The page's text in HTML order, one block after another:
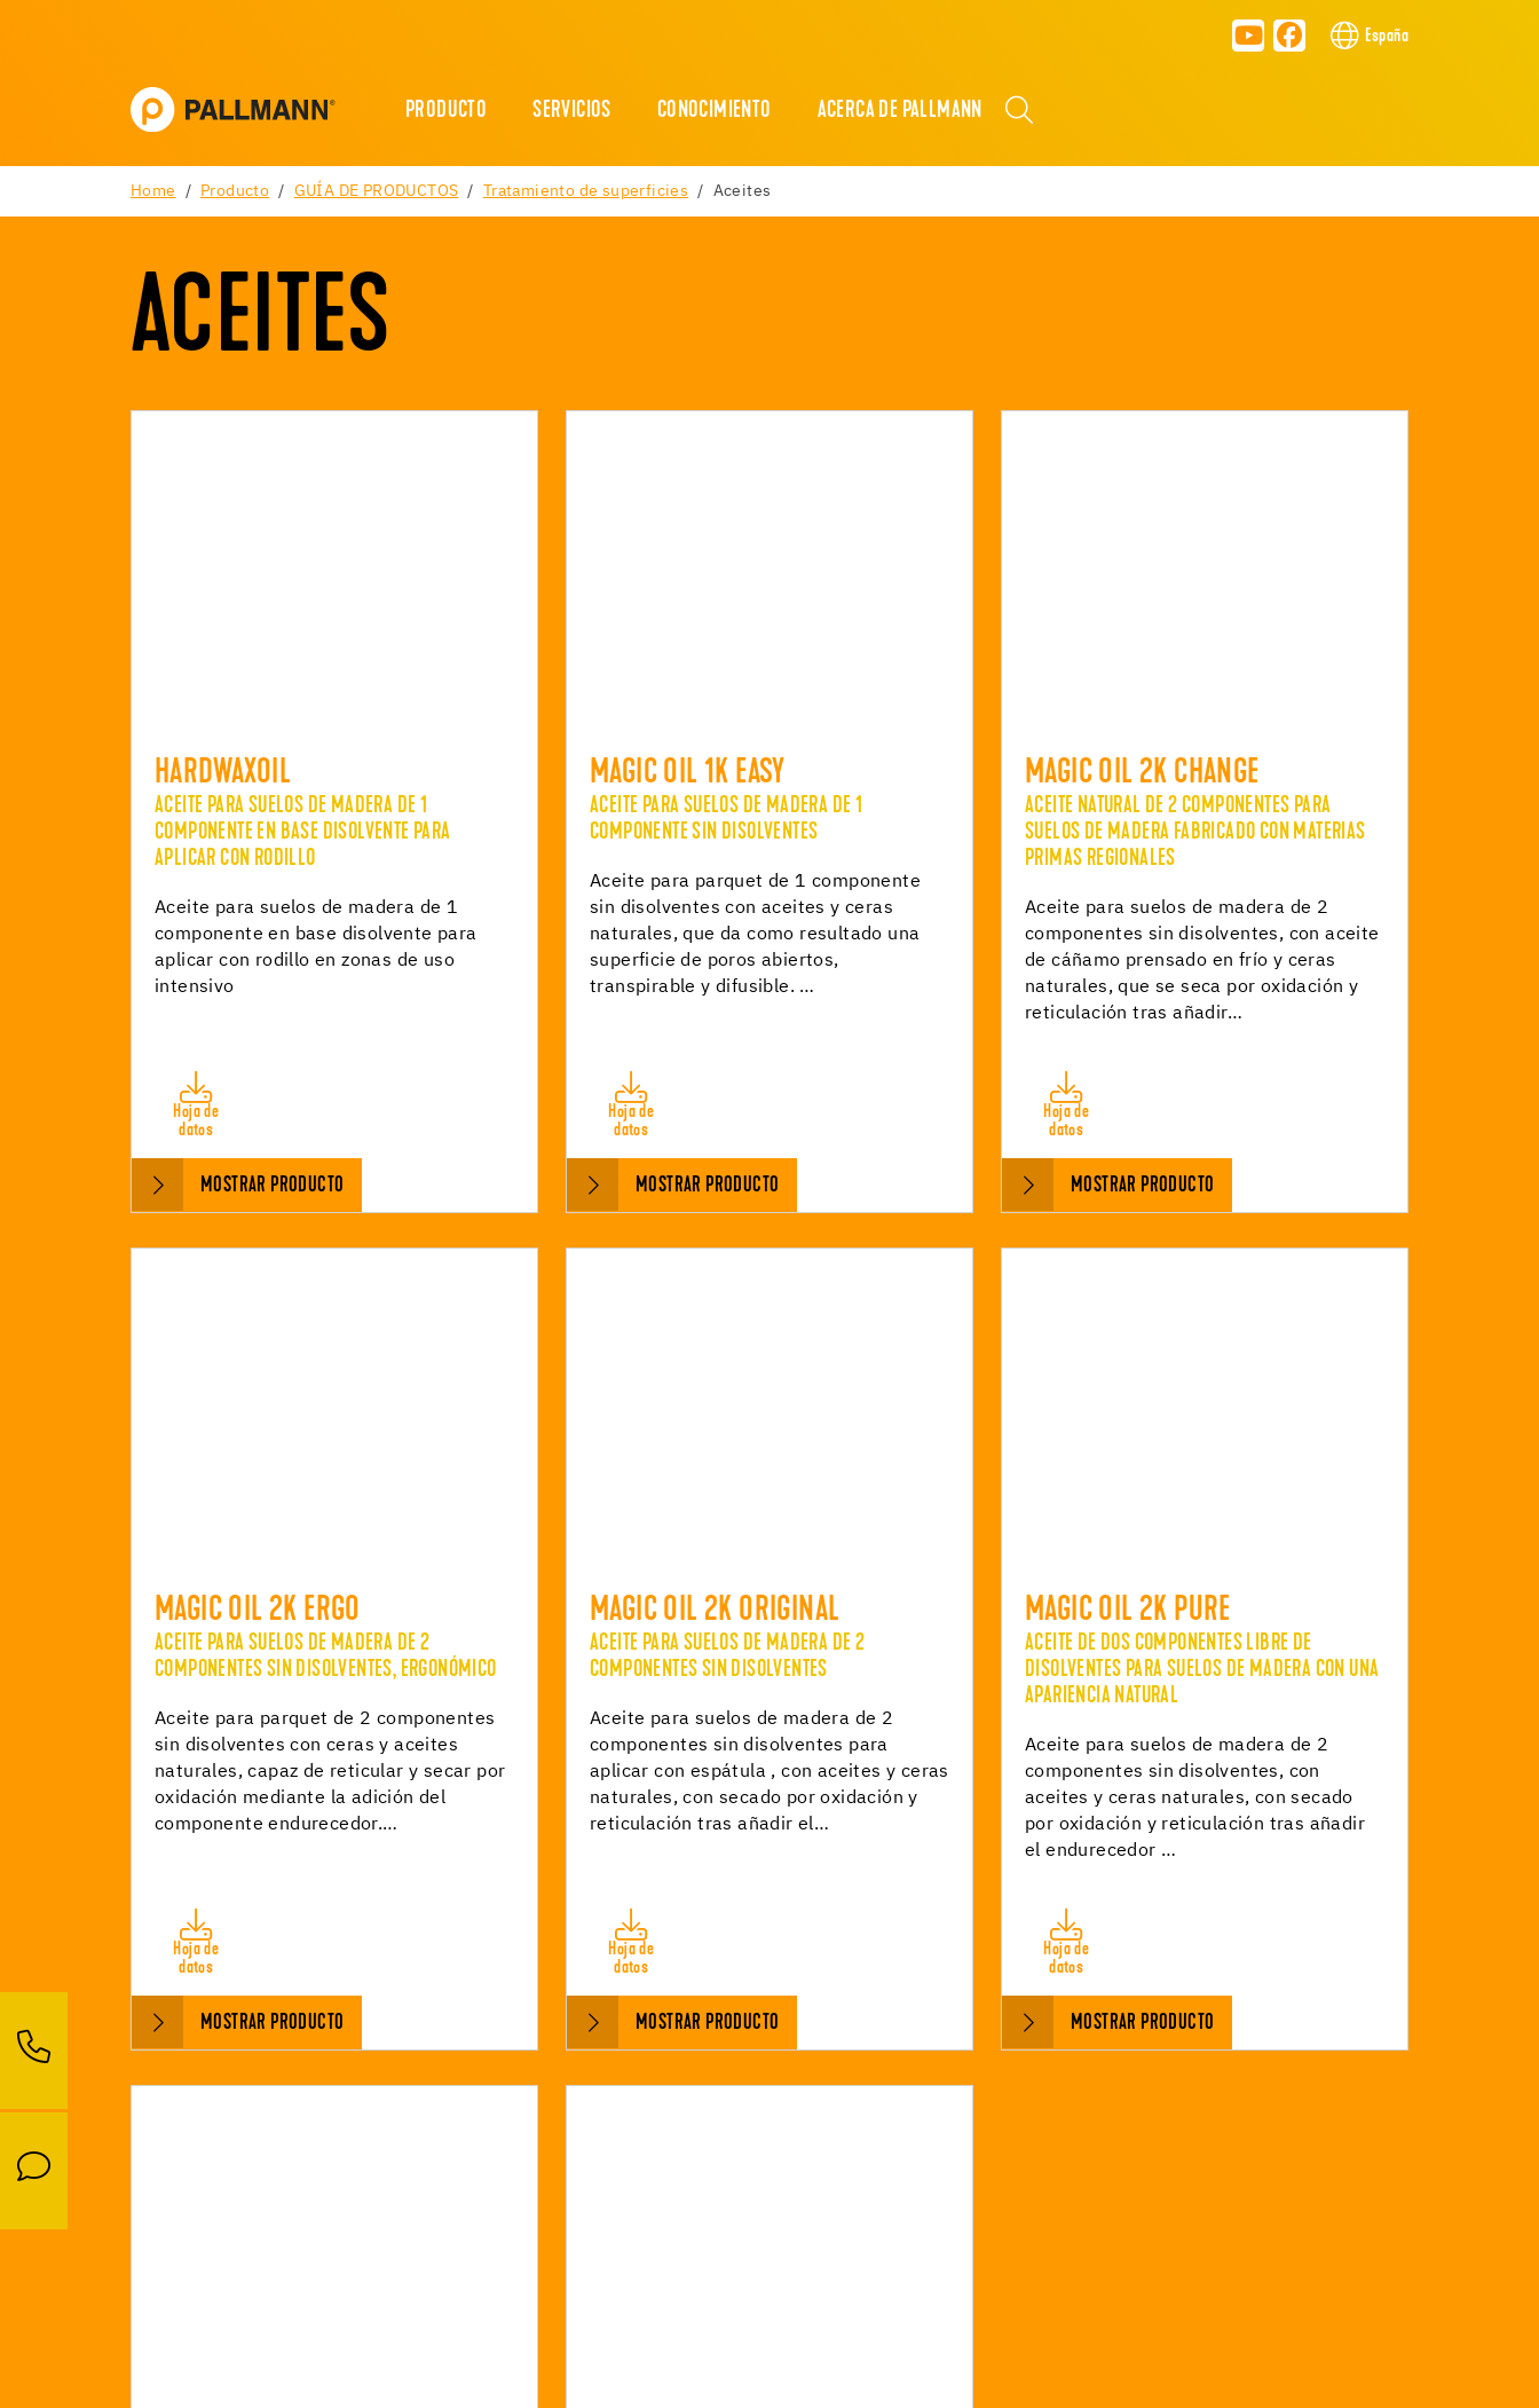
España
PRODUCTO SERVICIOS CONOCIMIENTO ACERCA DE PALLMANN
Home Producto GUÍA DE PRODUCTOS Tratamiento de superficies Aceites
ACEITES
HARDWAXOIL
ACEITE PARA SUELOS DE MADERA DE 1
COMPONENTE EN BASE DISOLVENTE PARA
APLICAR CON RODILLO
Aceite para suelos de madera de 1
componente en base disolvente para
aplicar con rodillo en zonas de uso
intensivo
Hoja de
datos
MOSTRAR PRODUCTO
MAGIC OIL 1K EASY
ACEITE PARA SUELOS DE MADERA DE 1
COMPONENTE SIN DISOLVENTES
Aceite para parquet de 1 componente
sin disolventes con aceites y ceras
naturales, que da como resultado una
superficie de poros abiertos,
transpirable y difusible. …
Hoja de
datos
MOSTRAR PRODUCTO
MAGIC OIL 2K CHANGE
ACEITE NATURAL DE 2 COMPONENTES PARA
SUELOS DE MADERA FABRICADO CON MATERIAS
PRIMAS REGIONALES
Aceite para suelos de madera de 2
componentes sin disolventes, con aceite
de cáñamo prensado en frío y ceras
naturales, que se seca por oxidación y
reticulación tras añadir…
Hoja de
datos
MOSTRAR PRODUCTO
MAGIC OIL 2K ERGO
ACEITE PARA SUELOS DE MADERA DE 2
COMPONENTES SIN DISOLVENTES, ERGONÓMICO
Aceite para parquet de 2 componentes
sin disolventes con ceras y aceites
naturales, capaz de reticular y secar por
oxidación mediante la adición del
componente endurecedor.…
Hoja de
datos
MOSTRAR PRODUCTO
MAGIC OIL 2K ORIGINAL
ACEITE PARA SUELOS DE MADERA DE 2
COMPONENTES SIN DISOLVENTES
Aceite para suelos de madera de 2
componentes sin disolventes para
aplicar con espátula , con aceites y ceras
naturales, con secado por oxidación y
reticulación tras añadir el…
Hoja de
datos
MOSTRAR PRODUCTO
MAGIC OIL 2K PURE
ACEITE DE DOS COMPONENTES LIBRE DE
DISOLVENTES PARA SUELOS DE MADERA CON UNA
APARIENCIA NATURAL
Aceite para suelos de madera de 2
componentes sin disolventes, con
aceites y ceras naturales, con secado
por oxidación y reticulación tras añadir
el endurecedor …
Hoja de
datos
MOSTRAR PRODUCTO